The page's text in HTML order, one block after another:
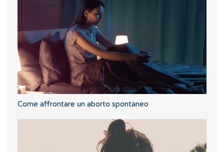
Come affrontare un aborto spontaneo